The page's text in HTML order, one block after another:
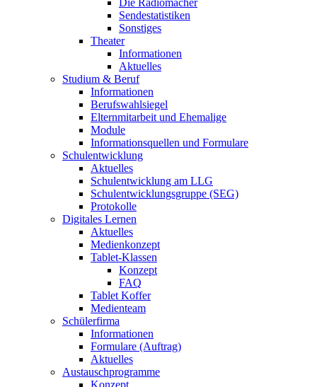
Die Radiomacher
Sendestatistiken
Sonstiges
Theater
Informationen
Aktuelles
Studium & Beruf
Informationen
Berufswahlsiegel
Elternmitarbeit und Ehemalige
Module
Informationsquellen und Formulare
Schulentwicklung
Aktuelles
Schulentwicklung am LLG
Schulentwicklungsgruppe (SEG)
Protokolle
Digitales Lernen
Aktuelles
Medienkonzept
Tablet-Klassen
Konzept
FAQ
Tablet Koffer
Medienteam
Schülerfirma
Informationen
Formulare (Auftrag)
Aktuelles
Austauschprogramme
Konzept